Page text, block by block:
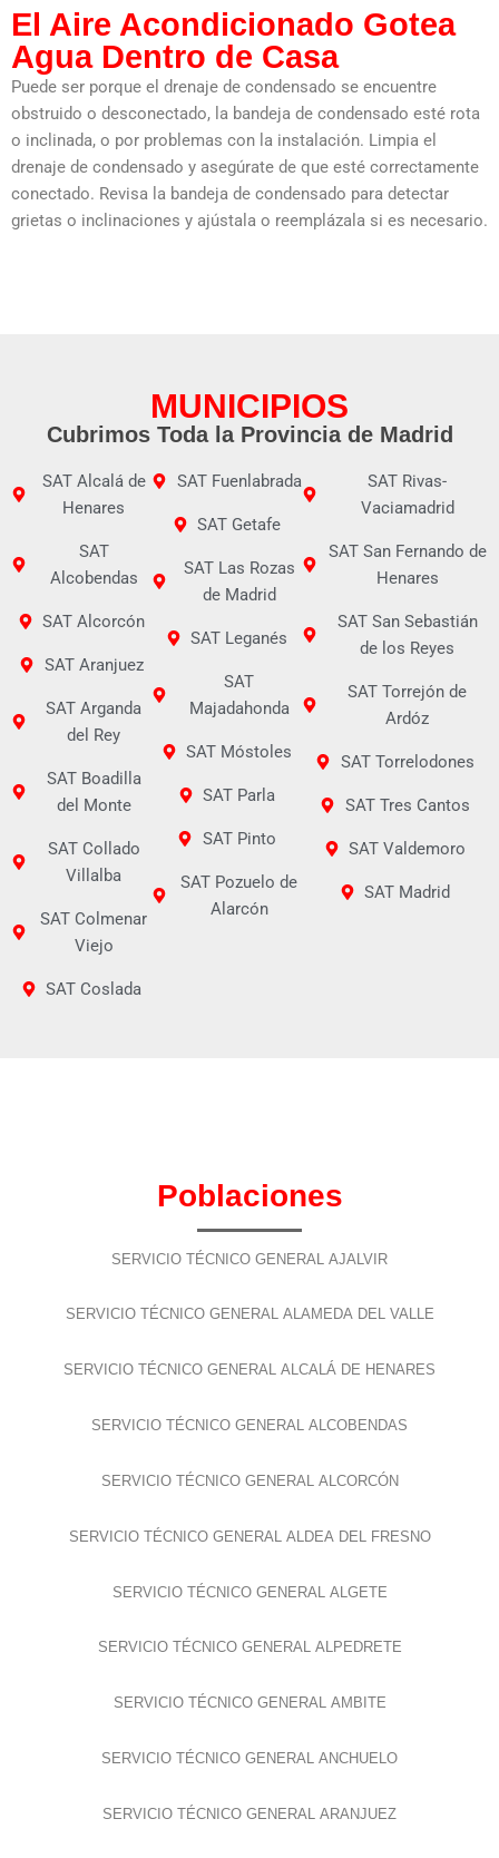
El Aire Acondicionado Gotea
Agua Dentro de Casa
Puede ser porque el drenaje de condensado se encuentre
obstruido o desconectado, la bandeja de condensado esté rota
o inclinada, o por problemas con la instalación. Limpia el
drenaje de condensado y asegúrate de que esté correctamente
conectado. Revisa la bandeja de condensado para detectar
grietas o inclinaciones y ajústala o reemplázala si es necesario.
MUNICIPIOS
Cubrimos Toda la Provincia de Madrid
SAT Alcalá de
Henares
SAT
Alcobendas
SAT Alcorcón
SAT Aranjuez
SAT Arganda
del Rey
SAT Boadilla
del Monte
SAT Collado
Villalba
SAT Colmenar
Viejo
SAT Coslada
SAT Fuenlabrada
SAT Getafe
SAT Las Rozas
de Madrid
SAT Leganés
SAT
Majadahonda
SAT Móstoles
SAT Parla
SAT Pinto
SAT Pozuelo de
Alarcón
SAT Rivas-
Vaciamadrid
SAT San Fernando de
Henares
SAT San Sebastián
de los Reyes
SAT Torrejón de
Ardóz
SAT Torrelodones
SAT Tres Cantos
SAT Valdemoro
SAT Madrid
Poblaciones
SERVICIO TÉCNICO GENERAL AJALVIR
SERVICIO TÉCNICO GENERAL ALAMEDA DEL VALLE
SERVICIO TÉCNICO GENERAL ALCALÁ DE HENARES
SERVICIO TÉCNICO GENERAL ALCOBENDAS
SERVICIO TÉCNICO GENERAL ALCORCÓN
SERVICIO TÉCNICO GENERAL ALDEA DEL FRESNO
SERVICIO TÉCNICO GENERAL ALGETE
SERVICIO TÉCNICO GENERAL ALPEDRETE
SERVICIO TÉCNICO GENERAL AMBITE
SERVICIO TÉCNICO GENERAL ANCHUELO
SERVICIO TÉCNICO GENERAL ARANJUEZ